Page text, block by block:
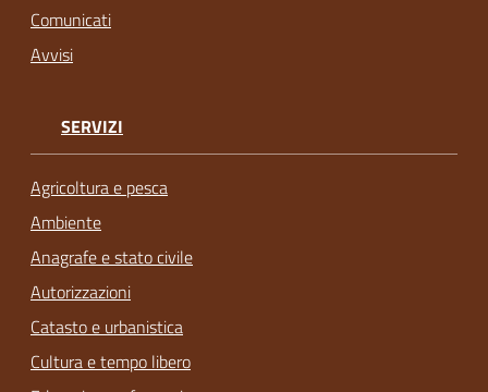
Comunicati
Avvisi
SERVIZI
Agricoltura e pesca
Ambiente
Anagrafe e stato civile
Autorizzazioni
Catasto e urbanistica
Cultura e tempo libero